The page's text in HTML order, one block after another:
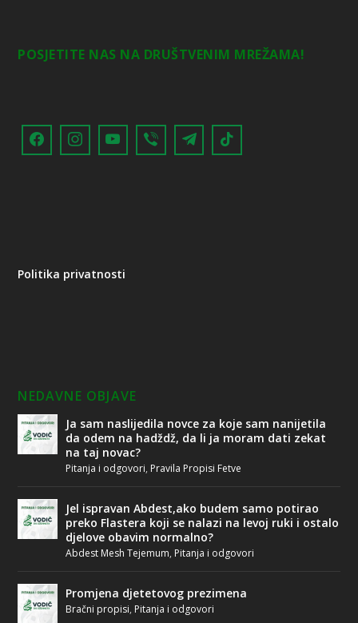
POSJETITE NAS NA DRUŠTVENIM MREŽAMA!
Politika privatnosti
NEDAVNE OBJAVE
Ja sam naslijedila novce za koje sam nanijetila
da odem na hadždž, da li ja moram dati zekat
na taj novac?
Pitanja i odgovori, Pravila Propisi Fetve
Jel ispravan Abdest,ako budem samo potirao
preko Flastera koji se nalazi na levoj ruki i ostalo
djelove obavim normalno?
Abdest Mesh Tejemum, Pitanja i odgovori
Promjena djetetovog prezimena
Bračni propisi, Pitanja i odgovori